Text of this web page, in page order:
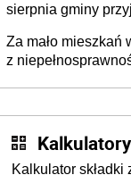
sierpnia gminy
Za mało mieszkań
z
Kalkulatory
Kalkulator składki